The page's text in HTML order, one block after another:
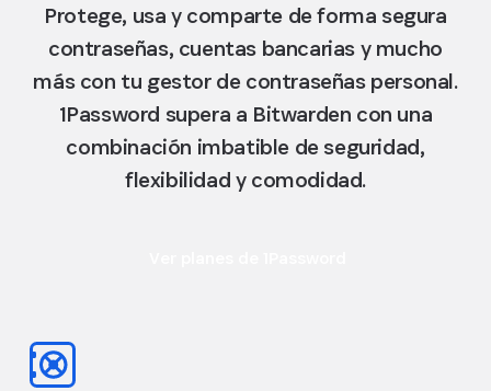
Protege, usa y comparte de forma segura
contraseñas, cuentas bancarias y mucho
más con tu gestor de contraseñas personal.
1Password supera a Bitwarden con una
combinación imbatible de seguridad,
flexibilidad y comodidad.